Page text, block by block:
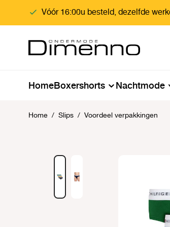
Ga naar de hoofdnavigatie
Vóór 16:00u besteld, dezelfde
HomeBoxershorts Nachtmode
Home / Slips / Voordeel verpakkingen
Afbeeldingengalerij overslaan